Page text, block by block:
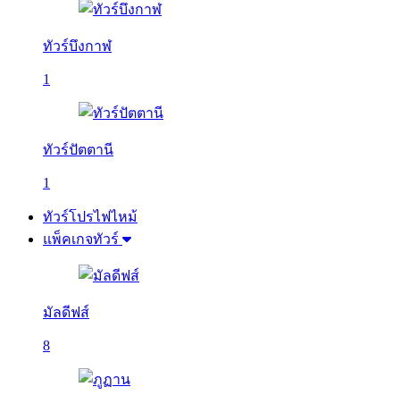
ทัวร์บึงกาฬ
1
ทัวร์ปัตตานี
1
ทัวร์โปรไฟไหม้
แพ็คเกจทัวร์
มัลดีฟส์
8